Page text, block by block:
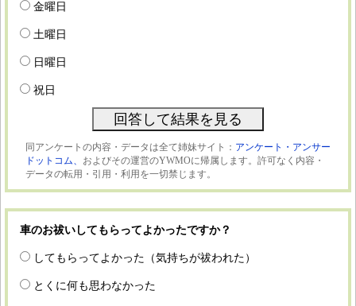
金曜日
土曜日
日曜日
祝日
同アンケートの内容・データは全て姉妹サイト： アンケート・アンサー
ドットコム、 およびその運営のYWMOに帰属します。許可なく内容・
データの転用・引用・利用を一切禁じます。
車のお祓いしてもらってよかったですか？
してもらってよかった（気持ちが祓われた）
とくに何も思わなかった